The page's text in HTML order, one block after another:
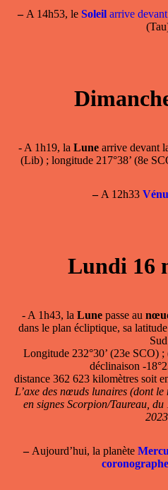
–A 14h53, le Soleilarrive
- A 1h19, la Lunearrive devant
(Lib) ; longitude 217°38’ (8e
–A 12h33
Lundi 16
- A 1h43, la Lunepasse au
dans le plan écliptique, sa
Sud
Longitude 232°30’ (23e SCO)
déclinaison -
distance 362 623 kilomètres soit
L’axe des nœuds lunaires (dont
en signes Scorpion/Taureau,
2023
–Aujourd’hui, la planète
coronographe